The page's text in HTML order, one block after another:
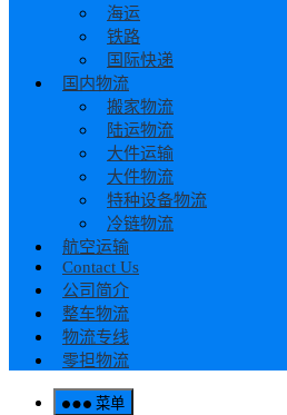
海运
铁路
国际快递
国内物流
搬家物流
陆运物流
大件运输
大件物流
特种设备物流
冷链物流
航空运输
Contact Us
公司简介
整车物流
物流专线
零担物流
菜单